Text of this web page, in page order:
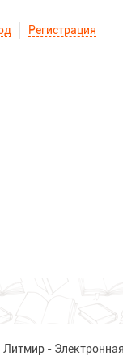
Регистрация
Литмир -